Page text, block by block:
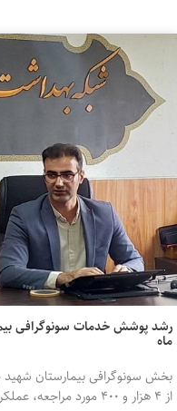
ماه
از ۴ هزار و ۴۰۰ مورد مراجعه، عملکردی موفق و رو به رشد را ب...